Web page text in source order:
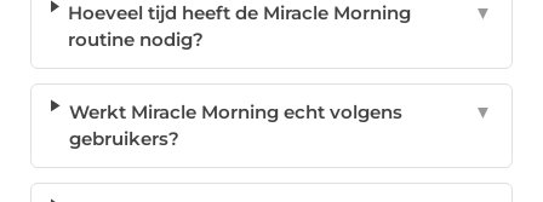
Hoeveel tijd heeft de Miracle Morning
routine nodig?
▼
Werkt Miracle Morning echt volgens
gebruikers?
▼